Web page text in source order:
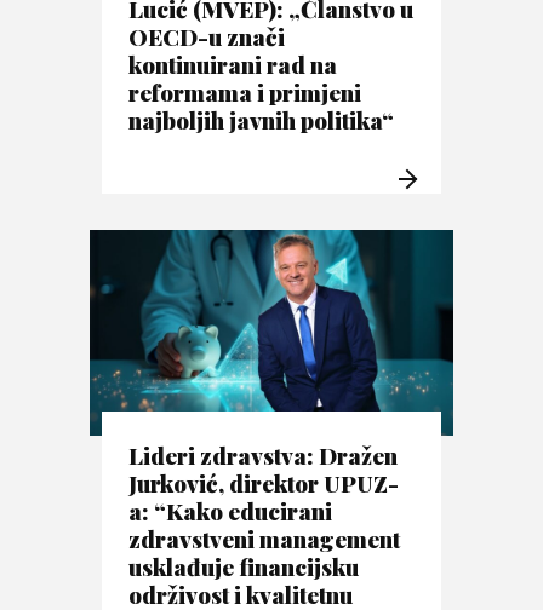
Lucić (MVEP): „Članstvo u
OECD-u znači
kontinuirani rad na
reformama i primjeni
najboljih javnih politika“
Lideri zdravstva: Dražen
Jurković, direktor UPUZ-
a: “Kako educirani
zdravstveni management
usklađuje financijsku
održivost i kvalitetnu